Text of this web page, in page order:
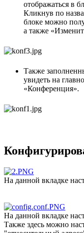
отображаться в
Кликнув по
блоке можно
а также
Также
увидеть на
«Конференция».
На данной вкладке
На данной вкладке
Также здесь можно